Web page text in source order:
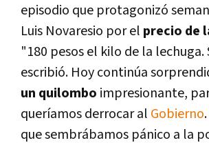
episodio que protagonizó
Luis Novaresio por el precio de
"180 pesos el kilo de la lechuga.
escribió. Hoy continúa
un quilombo impresionante,
querí­amos derrocar al Gobierno
que sembrábamos pánico a la